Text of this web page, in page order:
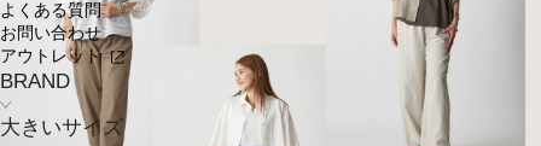
よくある質問
お問い合わせ
アウトレット
BRAND
大きいサイズ